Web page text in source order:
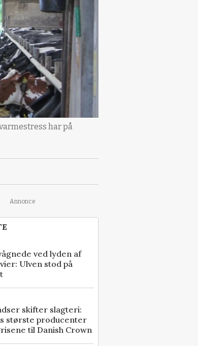
har på
Annonce
ved lyden af
Ulven stod på
skifter slagteri:
største producenter
til Danish Crown